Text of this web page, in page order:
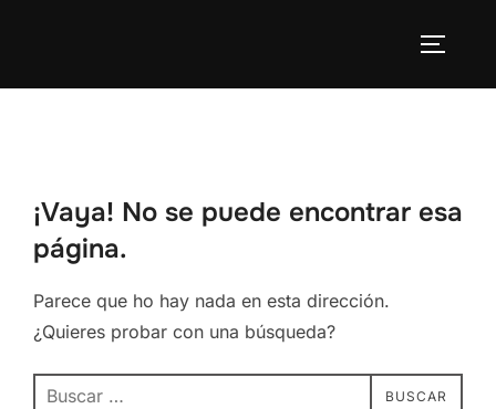
¡Vaya! No se puede encontrar esa
página.
Parece que ho hay nada en esta dirección.
¿Quieres probar con una búsqueda?
Buscar: BUSCAR